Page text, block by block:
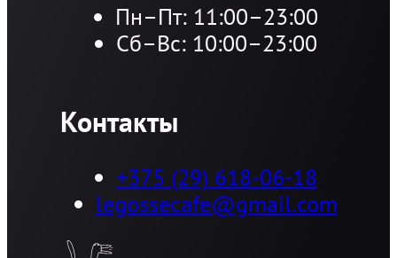
Пн–Пт: 11:00–23:00
Сб–Вс: 10:00–23:00
Контакты
+375 (29) 618-06-18
legossecafe@gmail.com